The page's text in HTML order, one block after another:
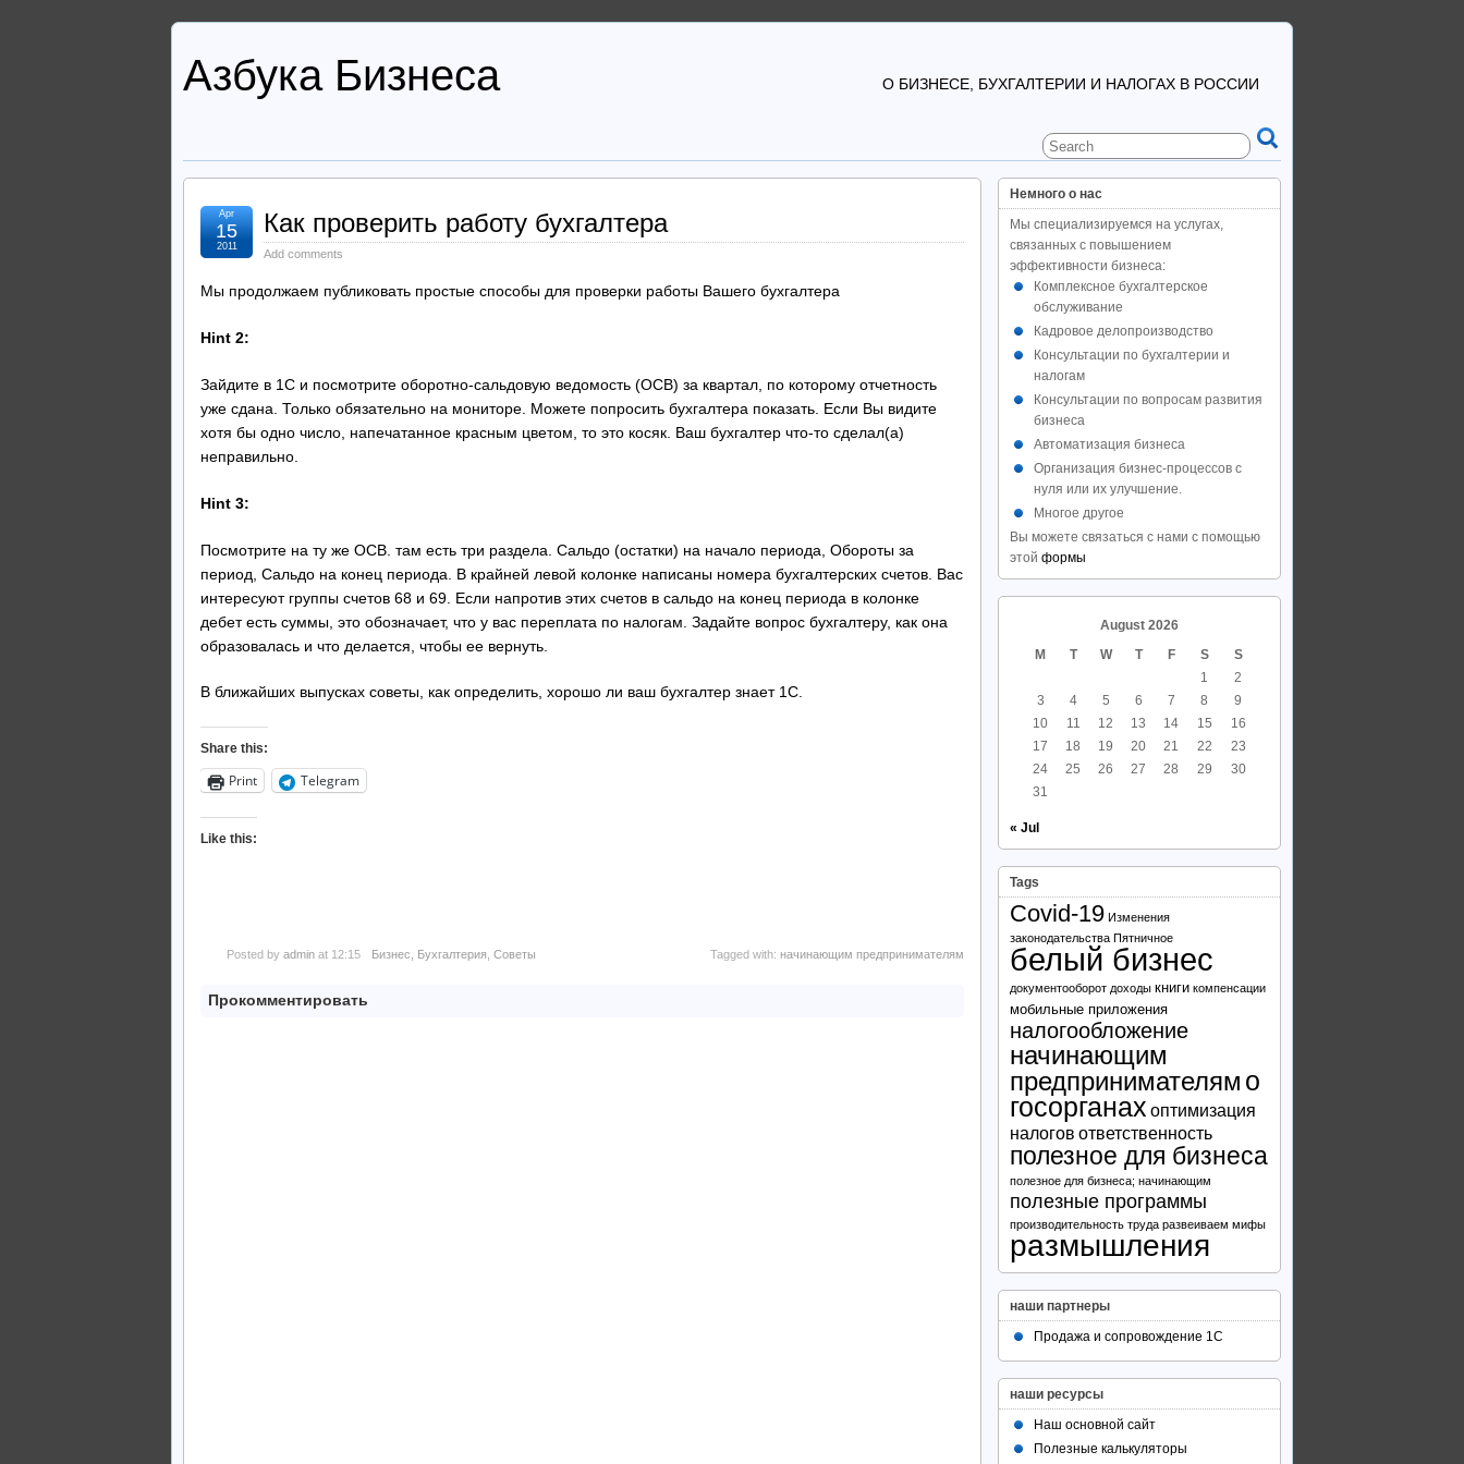
Азбука Бизнеса О БИЗНЕСЕ, БУХГАЛТЕРИИ И НАЛОГАХ В РОССИИ
Как проверить работу бухгалтера
Add comments
Apr
15
2011
Мы продолжаем публиковать простые способы для проверки работы Вашего бухгалтера
Hint 2:
Зайдите в 1С и посмотрите оборотно-сальдовую ведомость (ОСВ) за квартал, по которому отчетность
уже сдана. Только обязательно на мониторе. Можете попросить бухгалтера показать. Если Вы видите
хотя бы одно число, напечатанное красным цветом, то это косяк. Ваш бухгалтер что-то сделал(а)
неправильно.
Hint 3:
Посмотрите на ту же ОСВ. там есть три раздела. Сальдо (остатки) на начало периода, Обороты за
период, Сальдо на конец периода. В крайней левой колонке написаны номера бухгалтерских счетов. Вас
интересуют группы счетов 68 и 69. Если напротив этих счетов в сальдо на конец периода в колонке
дебет есть суммы, это обозначает, что у вас переплата по налогам. Задайте вопрос бухгалтеру, как она
образовалась и что делается, чтобы ее вернуть.
В ближайших выпусках советы, как определить, хорошо ли ваш бухгалтер знает 1С.
Share this:
Print Telegram
Like this:
Posted by admin at 12:15 Бизнес Бухгалтерия Советы Tagged with: начинающим предпринимателям
Прокомментировать
Немного о нас
Мы специализируемся на услугах,
связанных с повышением
эффективности бизнеса:
Комплексное бухгалтерское
обслуживание
Кадровое делопроизводство
Консультации по бухгалтерии и
налогам
Консультации по вопросам развития
бизнеса
Автоматизация бизнеса
Организация бизнес-процессов с
нуля или их улучшение.
Многое другое
Вы можете связаться с нами с помощью
этой формы
August 2026
M
T W T F S
S
1
2
3
4 5 6 7 8
9
10
11 12 13 14 15
16
17
18 19 20 21 22
23
24
25 26 27 28 29
30
31
« Jul
Tags
Covid-19 Изменения
законодательства Пятничное
белый бизнес
документооборот доходы книги компенсации
мобильные приложения
налогообложение
начинающим
предпринимателям о
госорганах оптимизация
налогов ответственность
полезное для бизнеса
полезное для бизнеса; начинающим
полезные программы
производительность труда развеиваем мифы
размышления
наши партнеры
Продажа и сопровождение 1С
наши ресурсы
Наш основной сайт
Полезные калькуляторы